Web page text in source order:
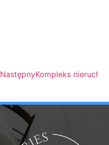
NastępnyKompleks